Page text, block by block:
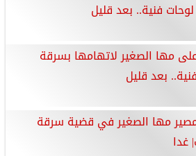
فنية.. بعد قليل
مها الصغير لاتهامها بسرقة
بعد قليل
مها الصغير في قضية سرقة
غدا